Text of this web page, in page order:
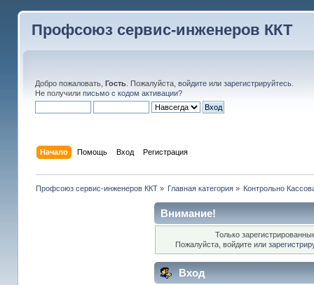
Профсоюз сервис-инженеров ККТ
Добро пожаловать, Гость. Пожалуйста, войдитеили зарегистрируйтесь.
Не получили письмо с кодом активации?
Начало Помощь Вход Регистрация
Профсоюз сервис-инженеров ККТ» Главная категория » Контрольно
Внимание!
Только
Пожалуйста, войдите или
Вход